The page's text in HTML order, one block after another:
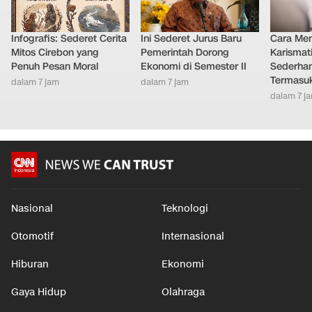
Infografis: Sederet Cerita
Mitos Cirebon yang
Penuh Pesan Moral
dalam 7 jam
Ini Sederet Jurus Baru
Pemerintah Dorong
Ekonomi di Semester II
dalam 7 jam
Cara
dalam 7
Nasional Teknologi
Otomotif Internasional
Hiburan Ekonomi
Gaya Hidup Olahraga